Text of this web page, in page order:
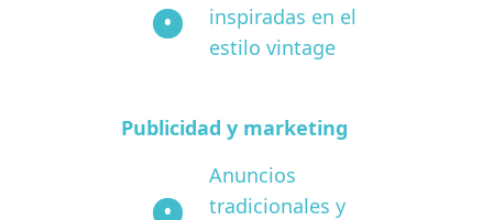
inspiradas en el
estilo vintage
Publicidad y marketing
Anuncios
tradicionales y